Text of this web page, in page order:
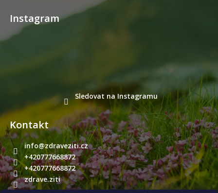
Instagram
Sledovat na Instagramu
Kontakt
info@zdraveziti.cz
+420777668872
+420777668872
zdrave.ziti